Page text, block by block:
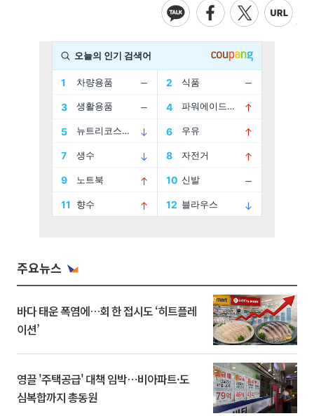
주요뉴스
바다 태운 폭염에…회 한 접시도 ‘히트플레
이션’
영끌 '주택공급' 대책 임박⋯비아파트·도
심복합까지 총동원